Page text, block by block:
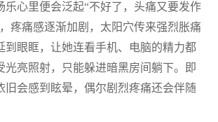
乐心里便会泛起“不好了，头痛又要发作
疼痛感逐渐加剧，太阳穴传来强烈胀痛
到眼眶，让她连看手机、电脑的精力都
光亮照射，只能躲进暗黑房间躺下。即
旧会感到眩晕，偶尔剧烈疼痛还会伴随